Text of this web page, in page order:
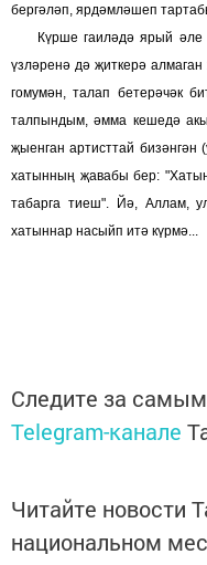
бергәләп, ярдәмләшеп
Күрше гаиләдә ярый
үзләренә дә җиткерә
гомумән, талап бетерәчәк
талпындым, әмма кешедә
җыенган артисттай
хатынның җавабы бер:
табарга тиеш". Йә, Аллам,
хатыннар насыйп итә күрмә...
Следите за
Telegram-канале
Читайте новости
национальном